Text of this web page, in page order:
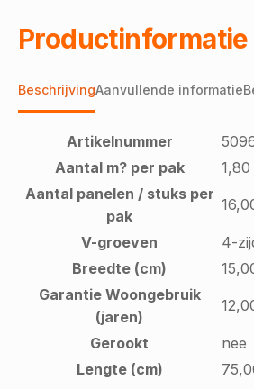
Productinformatie
BeschrijvingAanvullende informatie
Artikelnummer
Aantal m? per pak
1,80
Aantal panelen / stuks per
pak
V-groeven
4-
Breedte (cm)
Garantie Woongebruik
(jaren)
Gerookt
nee
Lengte (cm)